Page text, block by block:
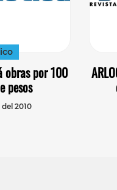
obras por 100
pesos
2010